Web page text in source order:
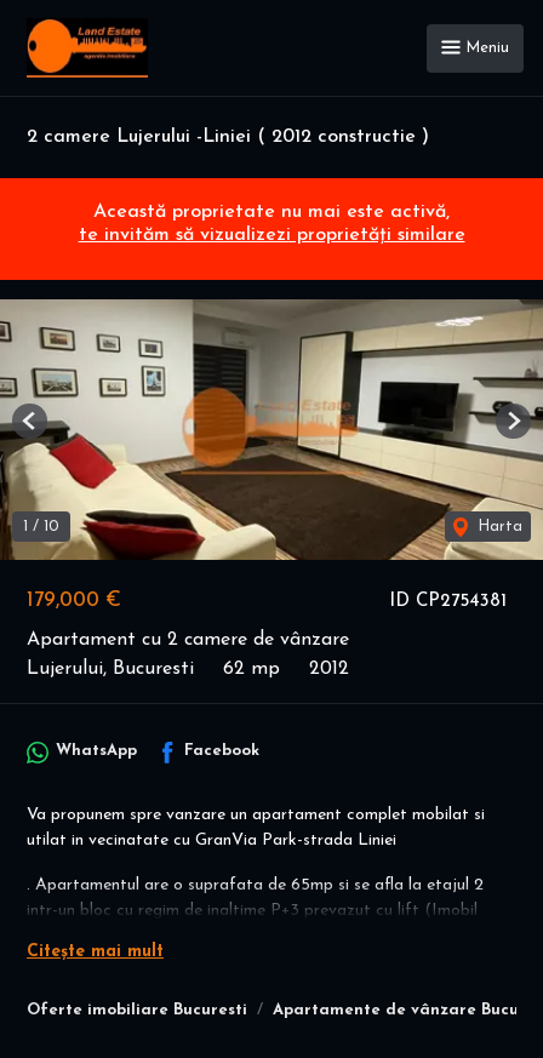
Meniu
2 camere Lujerului -Liniei ( 2012 constructie )
Această proprietate nu mai este activă,
te invităm să vizualizezi proprietăți similare
ID CP2754381
179,000 €
Apartament cu 2 camere de vânzare
Lujerului, Bucuresti
62 mp 2012
/ 10 Harta
Previous
Oferte imobiliare Bucuresti Apartamente de vânzare
WhatsApp Facebook
Va propunem spre vanzare un apartament complet mobilat si
utilat in vecinatate cu GranVia Park-strada Liniei
. Apartamentul are o suprafata de 65mp si se afla la etajul 2
intr-un bloc cu regim de inaltime P+3 prevazut cu lift (Imobil
ambient, WI FI , AER CONDITIONAT , hota cu evacuare
Citește mai mult